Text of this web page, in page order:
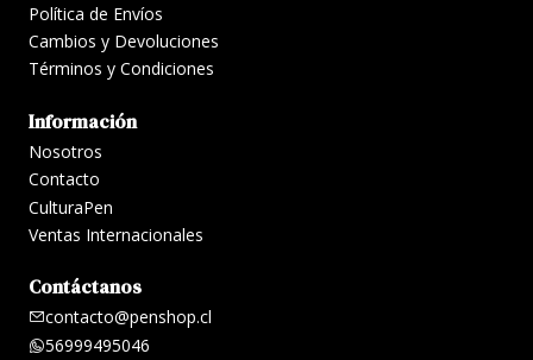
Política de Envíos
Cambios y Devoluciones
Términos y Condiciones
Información
Nosotros
Contacto
CulturaPen
Ventas Internacionales
Contáctanos
contacto@penshop.cl
56999495046